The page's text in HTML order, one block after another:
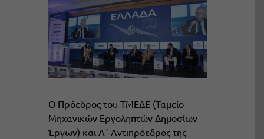
Ο Πρόεδρος του ΤΜΕΔΕ (Ταμείο
Μηχανικών Εργοληπτών Δημοσίων
Έργων) και Α΄ Αντιπρόεδρος της